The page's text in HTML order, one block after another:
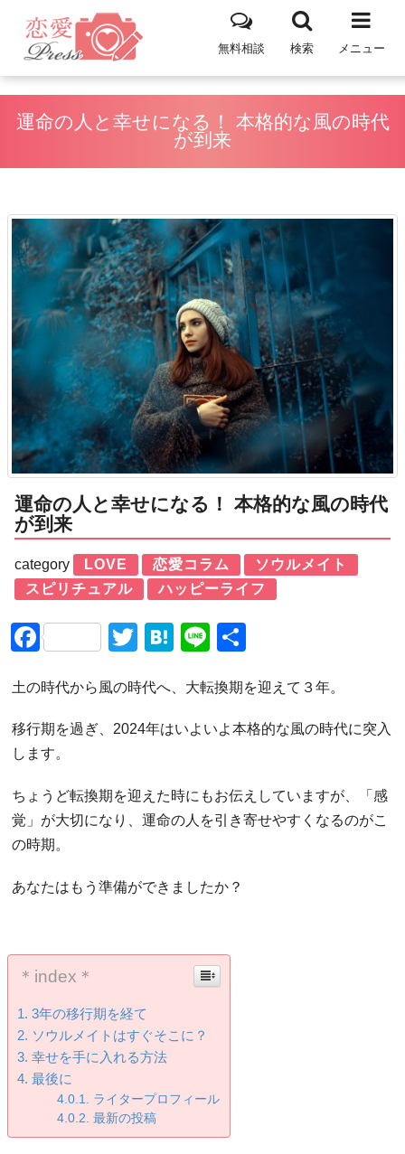
メニュー
検索
無料相談
運命の人と幸せになる！ 本格的な風の時代
が到来
運命の人と幸せになる！ 本格的な風の時代
が到来
category LOVE 恋愛コラム
ソウルメイト
スピリチュアル
ハッピーライフ
FacebookTwitter
Hatena
Line
土の時代から風の時代へ、大転換期を迎えて３年。
移行期を過ぎ、2024年はいよいよ本格的な風の時代に突入
します。
ちょうど転換期を迎えた時にもお伝えしていますが、「感
覚」が大切になり、運命の人を引き寄せやすくなるのがこ
の時期。
あなたはもう準備ができましたか？
＊index＊
3年の移行期を経て
ソウルメイトはすぐそこに？
幸せを手に入れる方法
最後に
ライタープロフィール
最新の投稿